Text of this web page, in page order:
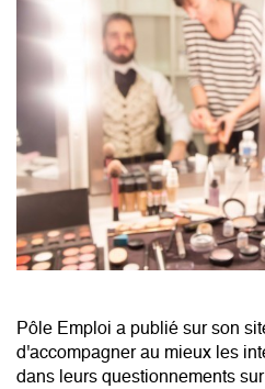
Pôle Emploi a publié sur son
d'accompagner au mieux les
dans leurs questionnements